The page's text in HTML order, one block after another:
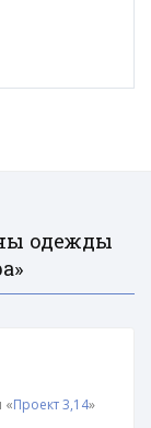
одежды
«Проект 3,14»